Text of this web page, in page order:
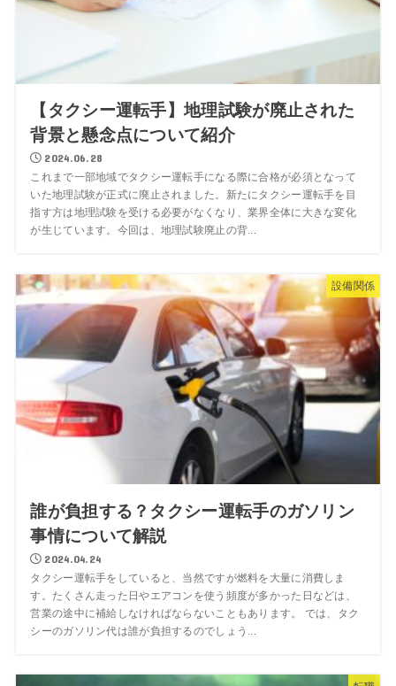
【タクシー運転手】地理試験が廃止された
背景と懸念点について紹介
2024.06.28
これまで一部地域でタクシー運転手になる際に合格が必須となって
いた地理試験が正式に廃止されました。新たにタクシー運転手を目
指す方は地理試験を受ける必要がなくなり、業界全体に大きな変化
が生じています。今回は、地理試験廃止の背...
設備関係
誰が負担する？タクシー運転手のガソリン
事情について解説
2024.04.24
タクシー運転手をしていると、当然ですが燃料を大量に消費しま
す。たくさん走った日やエアコンを使う頻度が多かった日などは、
営業の途中に補給しなければならないこともあります。 では、タク
シーのガソリン代は誰が負担するのでしょう...